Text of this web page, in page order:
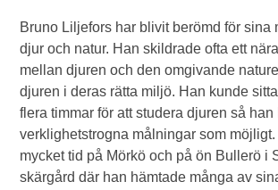
Bruno Liljefors har blivit berömd för sina
djur och natur. Han skildrade ofta ett
mellan djuren och den omgivande
djuren i deras rätta miljö. Han kunde
flera timmar för att studera djuren så
verklighetstrogna målningar som
mycket tid på Mörkö och på ön Bullerö i
skärgård där han hämtade många av